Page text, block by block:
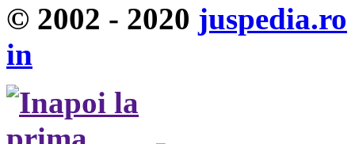
© 2002 - 2020 juspedia.ro
in